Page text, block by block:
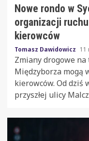
Nowe rondo w
organizacji
kierowców
Tomasz Dawidowicz 11
Zmiany drogowe
Międzyborza mogą
kierowców. Od dziś
przyszłej ulicy